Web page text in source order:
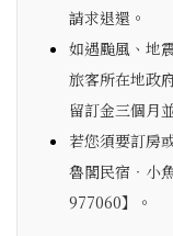
請求退還。
如遇颱風、地
旅客所在地政
留訂金三個月
若您須要訂房
魯閣民宿‧小
977060】。